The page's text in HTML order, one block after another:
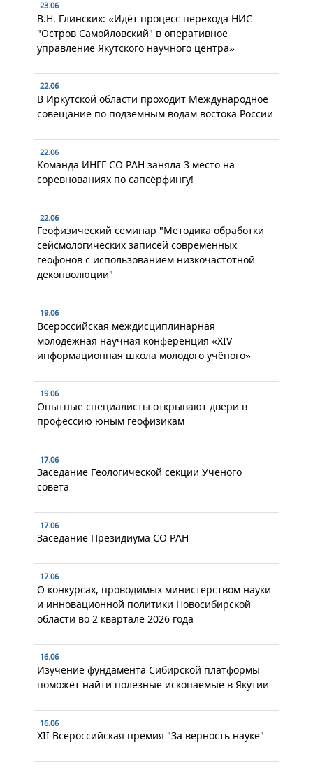
23.06
В.Н. Глинских: «Идёт процесс перехода НИС
"Остров Самойловский" в оперативное
управление Якутского научного центра»
22.06
В Иркутской области проходит Международное
совещание по подземным водам востока России
22.06
Команда ИНГГ СО РАН заняла 3 место на
соревнованиях по сапсёрфингу!
22.06
Геофизический семинар "Методика обработки
сейсмологических записей современных
геофонов с использованием низкочастотной
деконволюции"
19.06
Всероссийская междисциплинарная
молодёжная научная конференция «XIV
информационная школа молодого учёного»
19.06
Опытные специалисты открывают двери в
профессию юным геофизикам
17.06
Заседание Геологической секции Ученого
совета
17.06
Заседание Президиума СО РАН
17.06
О конкурсах, проводимых министерством науки
и инновационной политики Новосибирской
области во 2 квартале 2026 года
16.06
Изучение фундамента Сибирской платформы
поможет найти полезные ископаемые в Якутии
16.06
XII Всероссийская премия "За верность науке"